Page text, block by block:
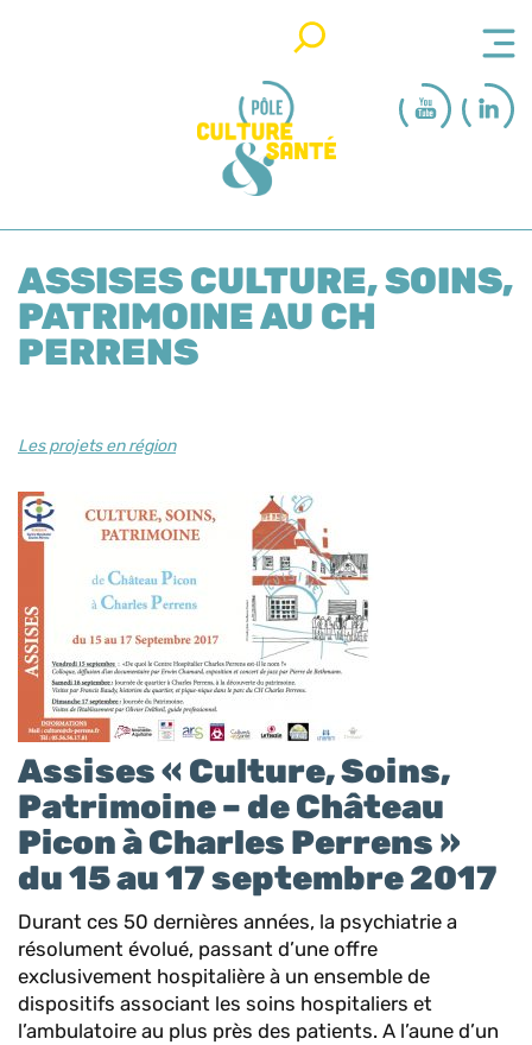
ASSISES CULTURE, SOINS,
PATRIMOINE AU CH
PERRENS
Les projets en région
Assises « Culture, Soins,
Patrimoine – de Château
Picon à Charles Perrens »
du 15 au 17 septembre 2017
Durant ces 50 dernières années, la psychiatrie a
résolument évolué, passant d’une offre
exclusivement hospitalière à un ensemble de
dispositifs associant les soins hospitaliers et
l’ambulatoire au plus près des patients. A l’aune d’un